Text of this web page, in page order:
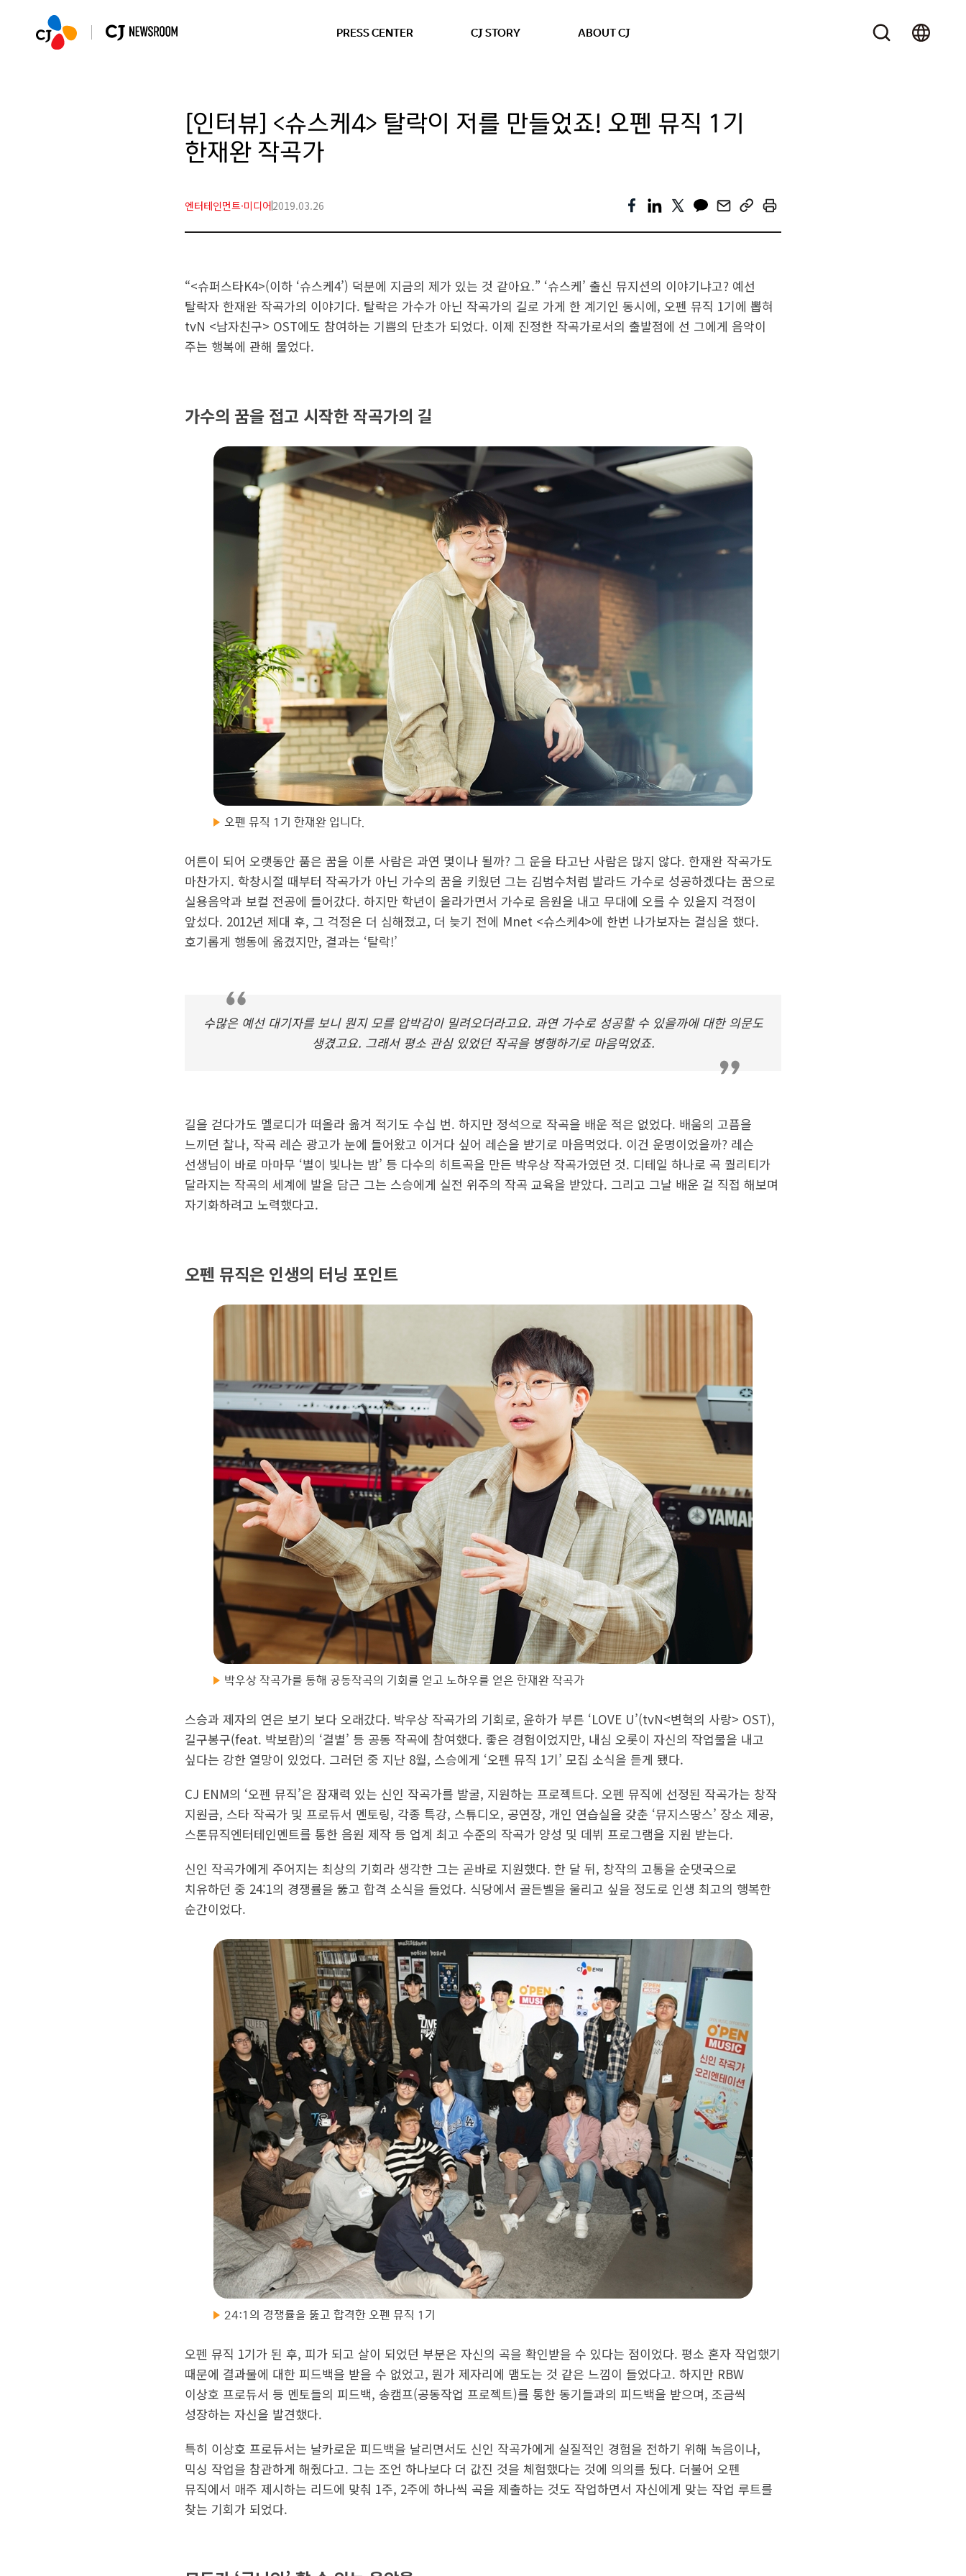
PRESS CENTER CJ STORY ABOUT CJ
[인터뷰] <슈스케4> 탈락이 저를 만들었죠! 오펜 뮤직 1기
한재완 작곡가
엔터테인먼트·미디어2019.03.26
“<슈퍼스타K4>(이하 ‘슈스케4’) 덕분에 지금의 제가 있는 것 같아요.” ‘슈스케’ 출신 뮤지션의 이야기냐고? 예선
탈락자 한재완 작곡가의 이야기다. 탈락은 가수가 아닌 작곡가의 길로 가게 한 계기인 동시에, 오펜 뮤직 1기에 뽑혀
tvN <남자친구> OST에도 참여하는 기쁨의 단초가 되었다. 이제 진정한 작곡가로서의 출발점에 선 그에게 음악이
주는 행복에 관해 물었다.
가수의 꿈을 접고 시작한 작곡가의 길
오펜 뮤직 1기 한재완 입니다.
어른이 되어 오랫동안 품은 꿈을 이룬 사람은 과연 몇이나 될까? 그 운을 타고난 사람은 많지 않다. 한재완 작곡가도
마찬가지. 학창시절 때부터 작곡가가 아닌 가수의 꿈을 키웠던 그는 김범수처럼 발라드 가수로 성공하겠다는 꿈으로
실용음악과 보컬 전공에 들어갔다. 하지만 학년이 올라가면서 가수로 음원을 내고 무대에 오를 수 있을지 걱정이
앞섰다. 2012년 제대 후, 그 걱정은 더 심해졌고, 더 늦기 전에 Mnet <슈스케4>에 한번 나가보자는 결심을 했다.
호기롭게 행동에 옮겼지만, 결과는 ‘탈락!’
수많은 예선 대기자를 보니 뭔지 모를 압박감이 밀려오더라고요. 과연 가수로 성공할 수 있을까에 대한 의문도
생겼고요. 그래서 평소 관심 있었던 작곡을 병행하기로 마음먹었죠.
길을 걷다가도 멜로디가 떠올라 옮겨 적기도 수십 번. 하지만 정석으로 작곡을 배운 적은 없었다. 배움의 고픔을
느끼던 찰나, 작곡 레슨 광고가 눈에 들어왔고 이거다 싶어 레슨을 받기로 마음먹었다. 이건 운명이었을까? 레슨
선생님이 바로 마마무 ‘별이 빛나는 밤’ 등 다수의 히트곡을 만든 박우상 작곡가였던 것. 디테일 하나로 곡 퀄리티가
달라지는 작곡의 세계에 발을 담근 그는 스승에게 실전 위주의 작곡 교육을 받았다. 그리고 그날 배운 걸 직접 해보며
자기화하려고 노력했다고.
오펜 뮤직은 인생의 터닝 포인트
박우상 작곡가를 통해 공동작곡의 기회를 얻고 노하우를 얻은 한재완 작곡가
스승과 제자의 연은 보기 보다 오래갔다. 박우상 작곡가의 기회로, 윤하가 부른 ‘LOVE U’(tvN<변혁의 사랑> OST),
길구봉구(feat. 박보람)의 ‘결별’ 등 공동 작곡에 참여했다. 좋은 경험이었지만, 내심 오롯이 자신의 작업물을 내고
싶다는 강한 열망이 있었다. 그러던 중 지난 8월, 스승에게 ‘오펜 뮤직 1기’ 모집 소식을 듣게 됐다.
CJ ENM의 ‘오펜 뮤직’은 잠재력 있는 신인 작곡가를 발굴, 지원하는 프로젝트다. 오펜 뮤직에 선정된 작곡가는 창작
지원금, 스타 작곡가 및 프로듀서 멘토링, 각종 특강, 스튜디오, 공연장, 개인 연습실을 갖춘 ‘뮤지스땅스’ 장소 제공,
스톤뮤직엔터테인멘트를 통한 음원 제작 등 업계 최고 수준의 작곡가 양성 및 데뷔 프로그램을 지원 받는다.
신인 작곡가에게 주어지는 최상의 기회라 생각한 그는 곧바로 지원했다. 한 달 뒤, 창작의 고통을 순댓국으로
치유하던 중 24:1의 경쟁률을 뚫고 합격 소식을 들었다. 식당에서 골든벨을 울리고 싶을 정도로 인생 최고의 행복한
순간이었다.
24:1의 경쟁률을 뚫고 합격한 오펜 뮤직 1기
오펜 뮤직 1기가 된 후, 피가 되고 살이 되었던 부분은 자신의 곡을 확인받을 수 있다는 점이었다. 평소 혼자 작업했기
때문에 결과물에 대한 피드백을 받을 수 없었고, 뭔가 제자리에 맴도는 것 같은 느낌이 들었다고. 하지만 RBW
이상호 프로듀서 등 멘토들의 피드백, 송캠프(공동작업 프로젝트)를 통한 동기들과의 피드백을 받으며, 조금씩
성장하는 자신을 발견했다.
특히 이상호 프로듀서는 날카로운 피드백을 날리면서도 신인 작곡가에게 실질적인 경험을 전하기 위해 녹음이나,
믹싱 작업을 참관하게 해줬다고. 그는 조언 하나보다 더 값진 것을 체험했다는 것에 의의를 뒀다. 더불어 오펜
뮤직에서 매주 제시하는 리드에 맞춰 1주, 2주에 하나씩 곡을 제출하는 것도 작업하면서 자신에게 맞는 작업 루트를
찾는 기회가 되었다.